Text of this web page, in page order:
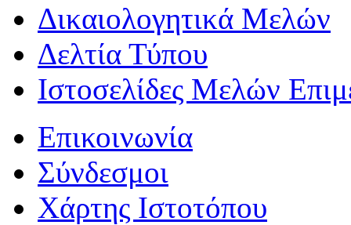
Δικαιολογητικά Μελών
Δελτία Τύπου
Ιστοσελίδες Μελών
Επικοινωνία
Σύνδεσμοι
Χάρτης Ιστοτόπου